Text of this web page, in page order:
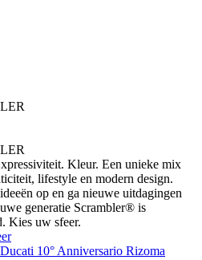
Kleur. Een unieke mix
lifestyle en modern design.
op en ga nieuwe uitdagingen
generatie Scrambler® is
Kies uw sfeer.
10° Anniversario Rizoma